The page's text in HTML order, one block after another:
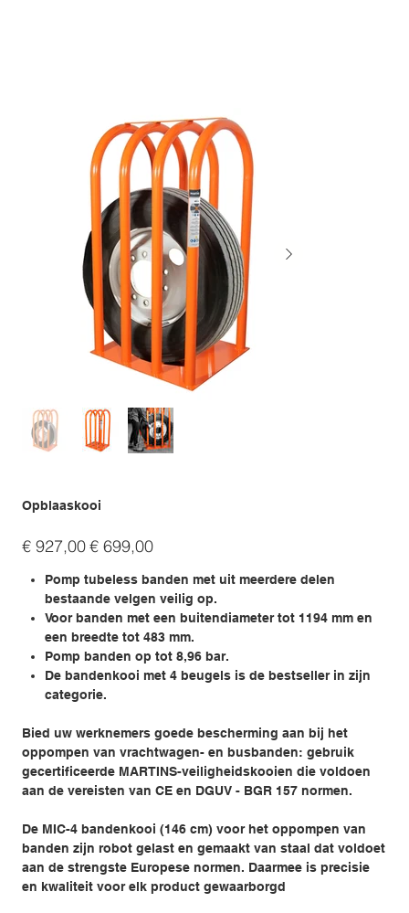
Opblaaskooi
Originele
prijs
€ 927,00 Verkoopprijs
€ 699,00
Pomp tubeless banden met uit meerdere delen
bestaande velgen veilig op.
Voor banden met een buitendiameter tot 1194 mm en
een breedte tot 483 mm.
Pomp banden op tot 8,96 bar.
De bandenkooi met 4 beugels is de bestseller in zijn
categorie.
Bied uw werknemers goede bescherming aan bij het
oppompen van vrachtwagen- en busbanden: gebruik
gecertificeerde MARTINS-veiligheidskooien die voldoen
aan de vereisten van CE en DGUV - BGR 157 normen.
De MIC-4 bandenkooi (146 cm) voor het oppompen van
banden zijn robot gelast en gemaakt van staal dat voldoet
aan de strengste Europese normen. Daarmee is precisie
en kwaliteit voor elk product gewaarborgd